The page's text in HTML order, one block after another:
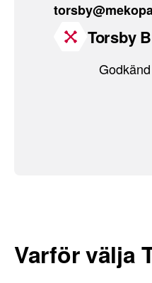
Torsby
Varför välja